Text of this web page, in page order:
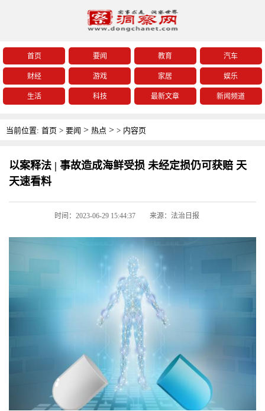
首页 要闻 教育 汽车
财经 游戏 家居 娱乐
生活 科技 最新文章 新闻频道
当前位置: 首页 > 要闻 > 热点 > > 内容页
以案释法 | 事故造成海鲜受损 未经定损仍可获赔 天
天速看料
时间：2023-06-29 15:44:37 来源：法治日报